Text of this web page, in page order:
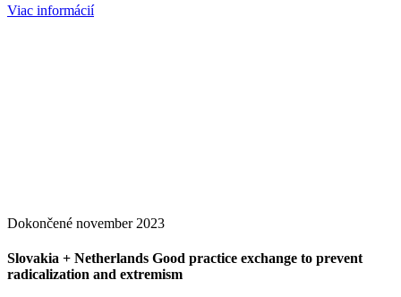
Viac informácií
Dokončené november 2023
Slovakia + Netherlands Good practice exchange to prevent
radicalization and extremism